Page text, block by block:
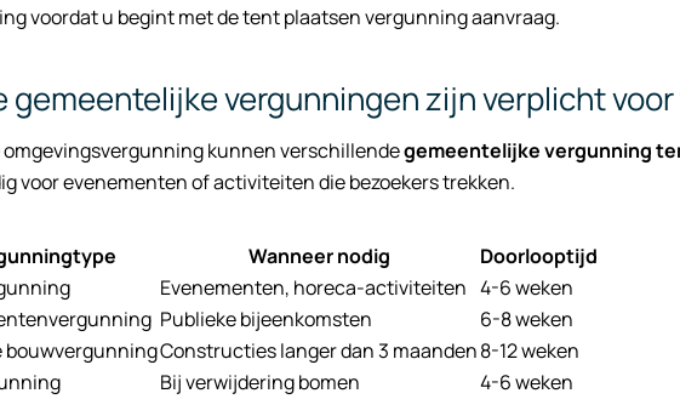
voordat u begint met de tent plaatsen vergunning aanvraag.
gemeentelijke vergunningen zijn verplicht
omgevingsvergunning kunnen verschillendegemeentelijke vergunning
voor evenementen of activiteiten die bezoekers trekken.
Wanneer nodig
Doorlooptijd
Evenementen, horeca-activiteiten 4-6 weken
Publieke bijeenkomsten
6-8 weken
bouwvergunningConstructies langer dan 3 maanden8-12 weken
Bij verwijdering bomen
4-6 weken